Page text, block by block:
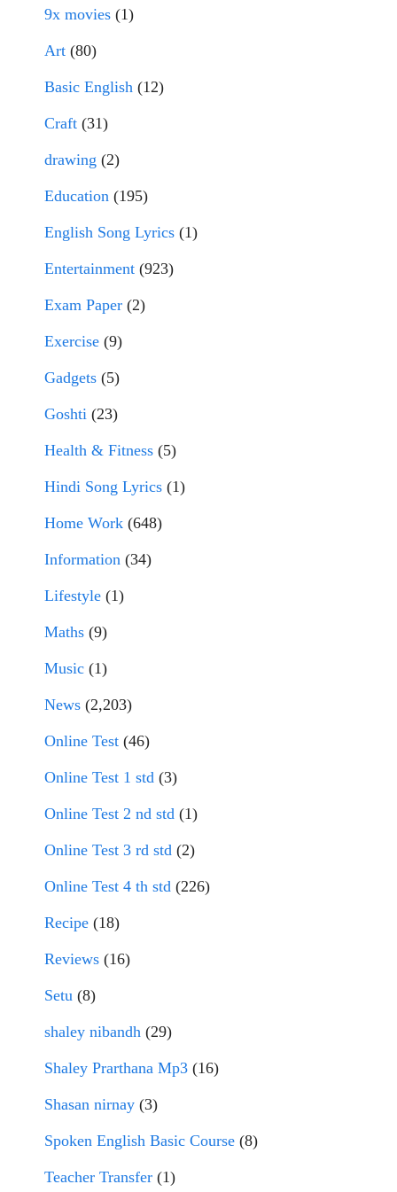
9x movies (1)
Art (80)
Basic English (12)
Craft (31)
drawing (2)
Education (195)
English Song Lyrics (1)
Entertainment (923)
Exam Paper (2)
Exercise (9)
Gadgets (5)
Goshti (23)
Health & Fitness (5)
Hindi Song Lyrics (1)
Home Work (648)
Information (34)
Lifestyle (1)
Maths (9)
Music (1)
News (2,203)
Online Test (46)
Online Test 1 std (3)
Online Test 2 nd std (1)
Online Test 3 rd std (2)
Online Test 4 th std (226)
Recipe (18)
Reviews (16)
Setu (8)
shaley nibandh (29)
Shaley Prarthana Mp3 (16)
Shasan nirnay (3)
Spoken English Basic Course (8)
Teacher Transfer (1)